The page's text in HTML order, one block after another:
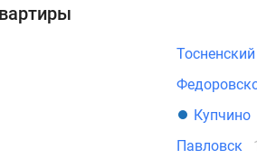
Купчино
Павловск